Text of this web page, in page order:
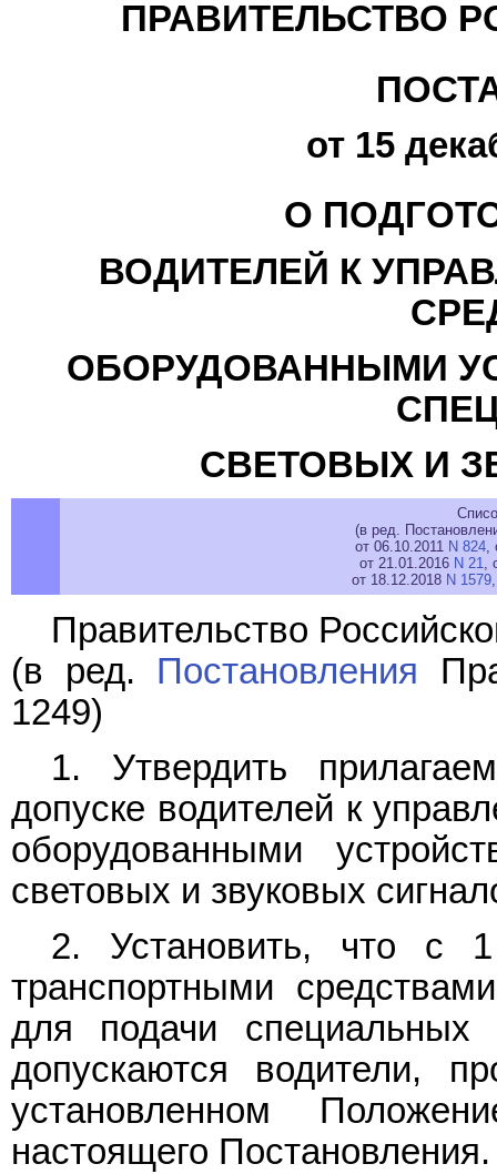
ПРАВИТЕЛЬСТВО
от 15
О
ВОДИТЕЛЕЙ К
ОБОРУДОВАННЫМИ
СВЕТОВЫХ И
(в ред.
от 06.10.2011 N 824,
от 21.01.2016 N 21,
от 18.12.2018 N 1579
Правительство
(в ред. Постановления
1249)
1. Утвердить
допуске водителей к
оборудованными
световых и звуковых
2. Установить, что с
транспортными
для подачи специальных
допускаются водители,
установленном
настоящего Постановления.